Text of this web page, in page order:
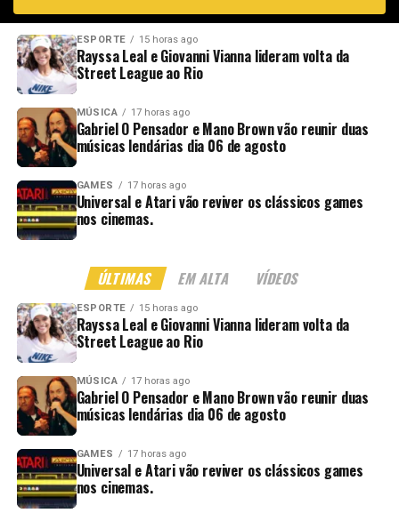
NOVIDADES EM ALTA VÍDEOS
ESPORTE 15 horas ago
Rayssa Leal e Giovanni Vianna lideram volta da
Street League ao Rio
MÚSICA 17 horas ago
Gabriel O Pensador e Mano Brown vão reunir duas
músicas lendárias dia 06 de agosto
GAMES 17 horas ago
Universal e Atari vão reviver os clássicos games
nos cinemas.
ÚLTIMAS EM ALTA VÍDEOS
ESPORTE 15 horas ago
Rayssa Leal e Giovanni Vianna lideram volta da
Street League ao Rio
MÚSICA 17 horas ago
Gabriel O Pensador e Mano Brown vão reunir duas
músicas lendárias dia 06 de agosto
GAMES 17 horas ago
Universal e Atari vão reviver os clássicos games
nos cinemas.